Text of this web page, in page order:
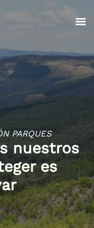
PARQUES
nuestros
es